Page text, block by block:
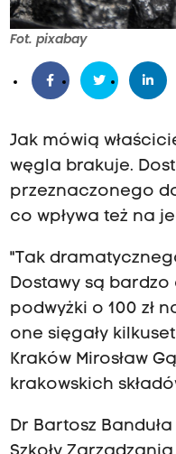
Fot. pixabay
Jak mówią
węgla brakuje.
przeznaczonego
co wpływa też na
"Tak
Dostawy są
podwyżki o 100 zł
one sięgały
Kraków Mirosław
krakowskich
Dr Bartosz